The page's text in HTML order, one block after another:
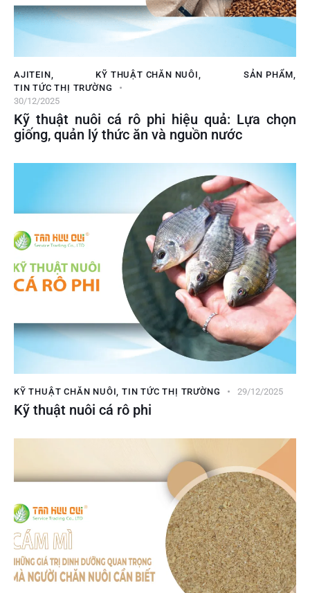
AJITEIN KỸ THUẬT CHĂN NUÔI SẢN PHẨM
TIN TỨC THỊ TRƯỜNG
30/12/2025
Kỹ thuật nuôi cá rô phi hiệu quả: Lựa chọn
giống, quản lý thức ăn và nguồn nước
KỸ THUẬT CHĂN NUÔI,TIN TỨC THỊ TRƯỜNG 29/12/2025
Kỹ thuật nuôi cá rô phi